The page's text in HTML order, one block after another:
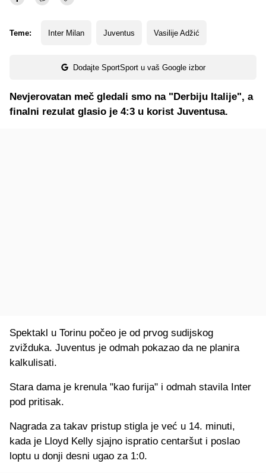
Teme: Inter Milan Juventus Vasilije Adžić
Dodajte SportSport u vaš Google izbor
Nevjerovatan meč gledali smo na "Derbiju Italije", a
finalni rezulat glasio je 4:3 u korist Juventusa.
Spektakl u Torinu počeo je od prvog sudijskog
zvižduka. Juventus je odmah pokazao da ne planira
kalkulisati.
Stara dama je krenula "kao furija" i odmah stavila Inter
pod pritisak.
Nagrada za takav pristup stigla je već u 14. minuti,
kada je Lloyd Kelly sjajno ispratio centaršut i poslao
loptu u donji desni ugao za 1:0.